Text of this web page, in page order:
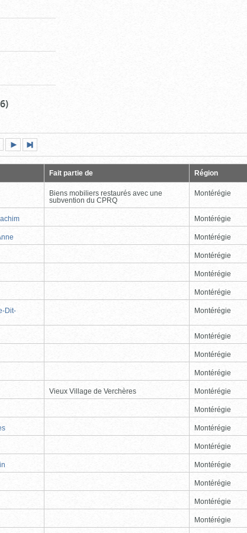
suivante
page
Fait partie de Région
Biens mobiliers restaurés avec une
subvention du CPRQ
Montérégie
Montérégie
Montérégie
Montérégie
Montérégie
Montérégie
Dit-
Montérégie
Montérégie
Montérégie
Montérégie
Vieux Village de Verchères Montérégie
Montérégie
Montérégie
Montérégie
Montérégie
Montérégie
Montérégie
Montérégie